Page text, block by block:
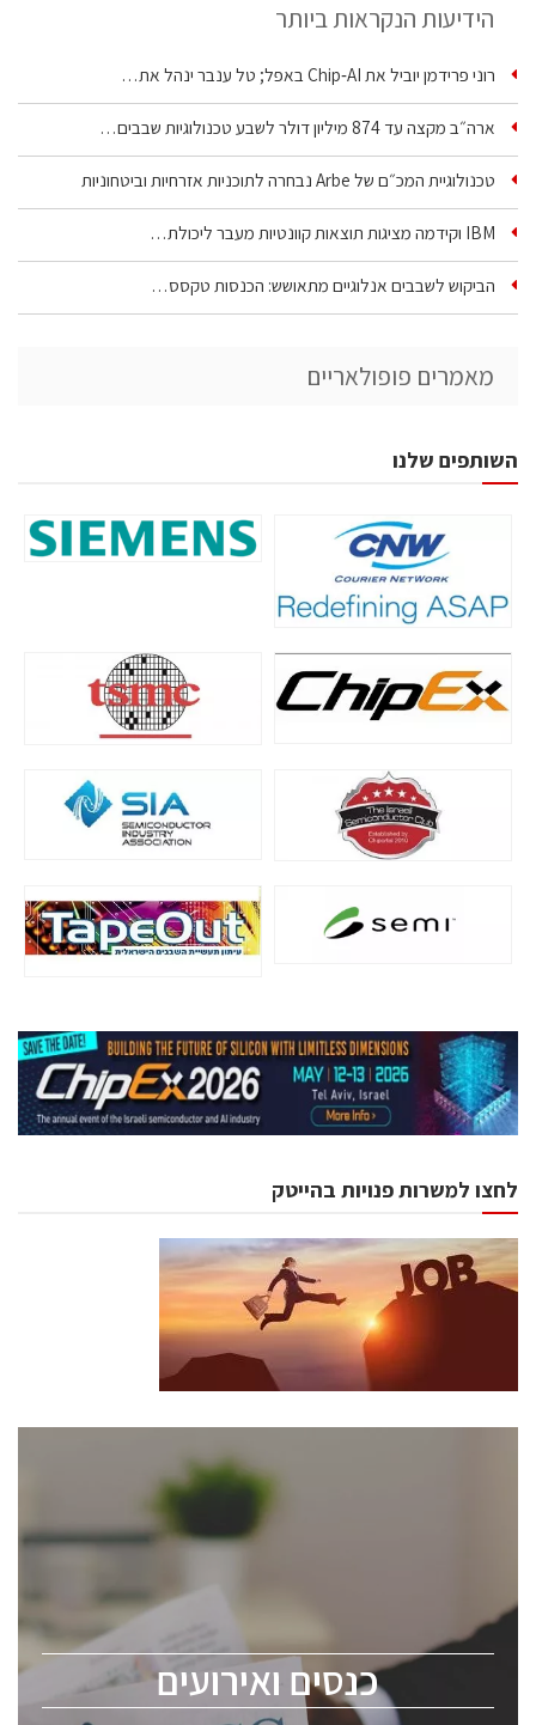
הידיעות הנקראות ביותר
רוני פרידמן יוביל את Chip‑AI באפל; טל ענבר ינהל את…
ארה״ב מקצה עד 874 מיליון דולר לשבע טכנולוגיות שבבים…
טכנולוגיית המכ״ם של Arbe נבחרה לתוכניות אזרחיות וביטחוניות
IBM וקידמה מציגות תוצאות קוונטיות מעבר ליכולת…
הביקוש לשבבים אנלוגיים מתאושש: הכנסות טקסס…
מאמרים פופולאריים
השותפים שלנו
לחצו למשרות פנויות בהייטק
כנסים ואירועים
כנסים ואירועים
לכל העוסקים בתעשיית הסמיקונדקטור כולל מהנדסים,
מומחים מקצועיים ובכירים.
ChipEx2026 will be held on May 12-13, 2026. The